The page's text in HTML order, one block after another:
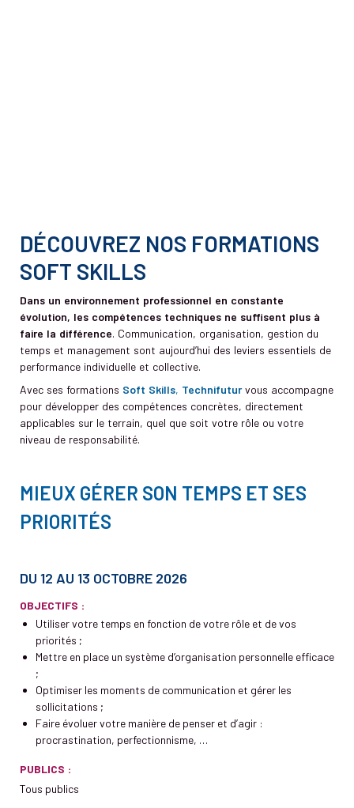
DÉCOUVREZ NOS FORMATIONS
SOFT SKILLS
Dans un environnement professionnel en constante
évolution, les compétences techniques ne suffisent plus à
faire la différence. Communication, organisation, gestion du
temps et management sont aujourd’hui des leviers essentiels de
performance individuelle et collective.
Avec ses formations Soft Skills, Technifuturvous accompagne
pour développer des compétences concrètes, directement
applicables sur le terrain, quel que soit votre rôle ou votre
niveau de responsabilité.
MIEUX GÉRER SON TEMPS ET SES
PRIORITÉS
DU 12 AU 13 OCTOBRE 2026
OBJECTIFS :
Utiliser votre temps en fonction de votre rôle et de vos
priorités ;
Mettre en place un système d’organisation personnelle efficace
;
Optimiser les moments de communication et gérer les
sollicitations ;
Faire évoluer votre manière de penser et d’agir :
procrastination, perfectionnisme, …
PUBLICS :
Tous publics